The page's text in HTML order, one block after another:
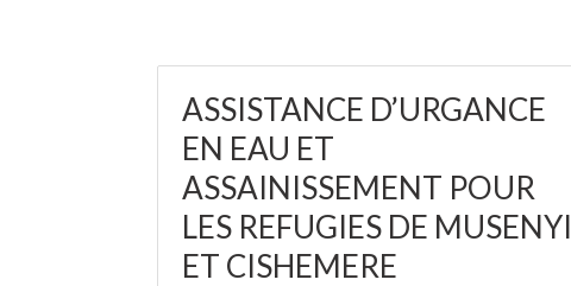
ASSISTANCE D’URGANCE
EN EAU ET
ASSAINISSEMENT POUR
LES REFUGIES DE MUSENYI
ET CISHEMERE